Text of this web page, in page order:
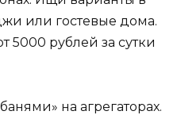
или гостевые дома.
5000 рублей за сутки
на агрегаторах.